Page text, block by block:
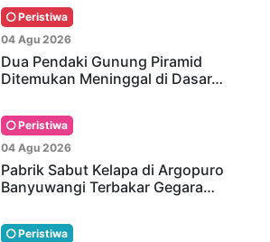
Peristiwa
04 Agu 2026
Dua Pendaki Gunung Piramid
Ditemukan Meninggal di Dasar…
Peristiwa
04 Agu 2026
Pabrik Sabut Kelapa di Argopuro
Banyuwangi Terbakar Gegara…
Peristiwa